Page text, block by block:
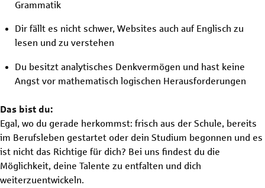
Grammatik
Dir fällt es nicht schwer, Websites auch auf Englisch zu
lesen und zu verstehen
Du besitzt analytisches Denkvermögen und hast keine
Angst vor mathematisch logischen Herausforderungen
Das bist du:
Egal, wo du gerade herkommst: frisch aus der Schule, bereits
im Berufsleben gestartet oder dein Studium begonnen und es
ist nicht das Richtige für dich? Bei uns findest du die
Möglichkeit, deine Talente zu entfalten und dich
weiterzuentwickeln.